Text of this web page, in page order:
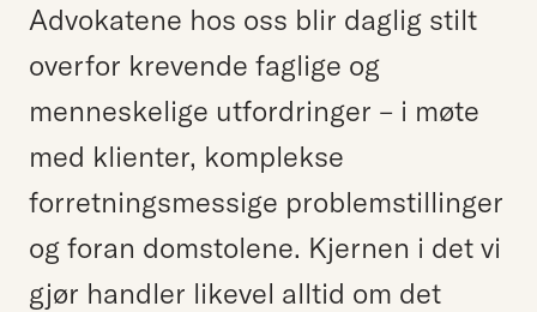
Kontakt oss
Hjort Bridge
Søk etter:
Advokatene hos oss blir daglig stilt
overfor krevende faglige og
menneskelige utfordringer – i møte
med klienter, komplekse
forretningsmessige problemstillinger
og foran domstolene. Kjernen i det vi
gjør handler likevel alltid om det